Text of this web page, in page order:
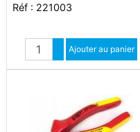
longueur 180 mm.
Réf : 221003
Quantité
Augmenter quantité
Diminuer quantité
Ajouter au panier